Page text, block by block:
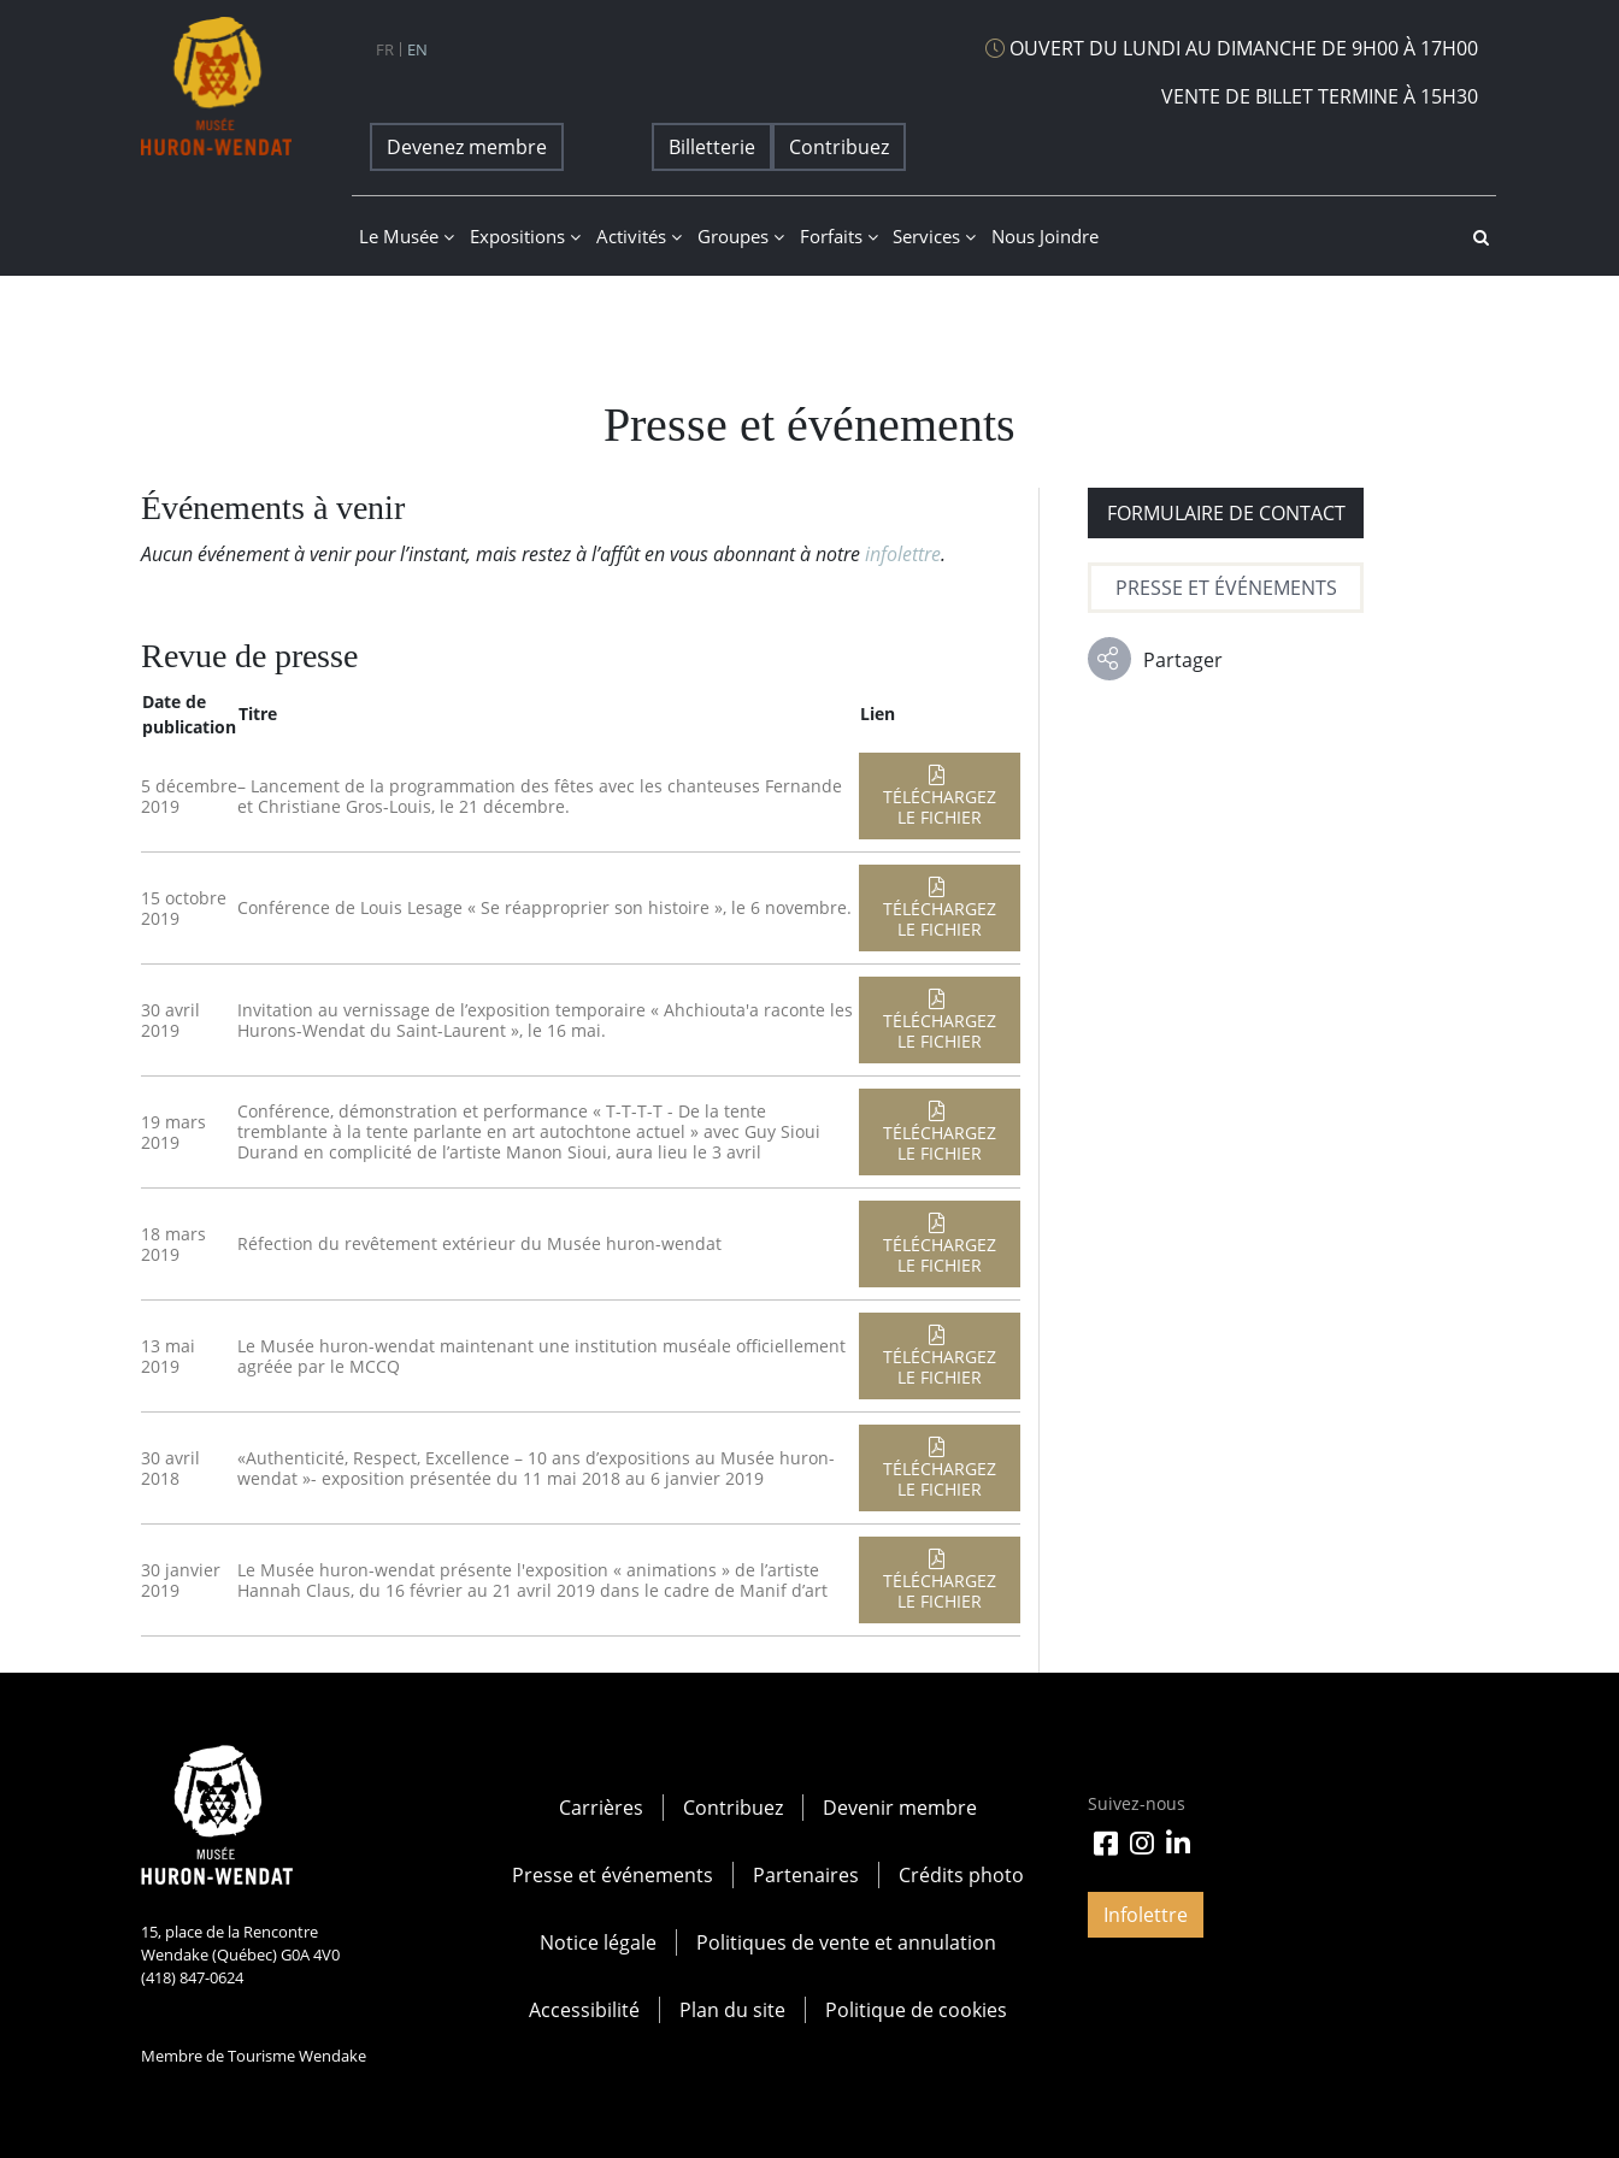
Navigation principale
Musée Huron-Wendat
FR EN
OUVERT DU LUNDI AU DIMANCHE DE 9H00 À 17H00
VENTE DE BILLET TERMINE À 15H30
Devenez membre
Billetterie Contribuez
Le Musée Expositions Activités Groupes Forfaits Services Nous Joindre
Presse et événements
Événements à venir
Aucun événement à venir pour l’instant, mais restez à l’affût en vous abonnant à notreinfolettre.
Revue de presse
Date de
publication
Titre Lien
5 décembre
2019
– Lancement de la programmation des fêtes avec les chanteuses Fernande
et Christiane Gros-Louis, le 21 décembre.
TÉLÉCHARGEZ
LE FICHIER
15 octobre
2019
Conférence de Louis Lesage « Se réapproprier son histoire », le 6 novembre.
TÉLÉCHARGEZ
LE FICHIER
30 avril
2019
Invitation au vernissage de l’exposition temporaire « Ahchiouta'a raconte les
Hurons-Wendat du Saint-Laurent », le 16 mai.
TÉLÉCHARGEZ
LE FICHIER
19 mars
2019
Conférence, démonstration et performance « T-T-T-T - De la tente
tremblante à la tente parlante en art autochtone actuel » avec Guy Sioui
Durand en complicité de l’artiste Manon Sioui, aura lieu le 3 avril
TÉLÉCHARGEZ
LE FICHIER
18 mars
2019
Réfection du revêtement extérieur du Musée huron-wendat
TÉLÉCHARGEZ
LE FICHIER
13 mai
2019
Le Musée huron-wendat maintenant une institution muséale officiellement
agréée par le MCCQ
TÉLÉCHARGEZ
LE FICHIER
30 avril
2018
«Authenticité, Respect, Excellence – 10 ans d’expositions au Musée huron-
wendat »- exposition présentée du 11 mai 2018 au 6 janvier 2019
TÉLÉCHARGEZ
LE FICHIER
30 janvier
2019
Le Musée huron-wendat présente l'exposition « animations » de l’artiste
Hannah Claus, du 16 février au 21 avril 2019 dans le cadre de Manif d’art
TÉLÉCHARGEZ
LE FICHIER
FORMULAIRE DE CONTACT
PRESSE ET ÉVÉNEMENTS
Partager
15, place de la Rencontre
Wendake (Québec) G0A 4V0
(418) 847-0624
Membre de Tourisme Wendake
Carrières Contribuez Devenir membre
Presse et événements Partenaires Crédits photo
Notice légale Politiques de vente et annulation
Accessibilité Plan du site Politique de cookies
Suivez-nous
Infolettre